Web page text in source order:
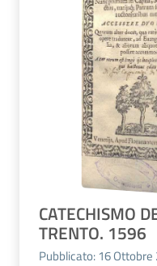
CATECHISMO
TRENTO. 1596
Pubblicato: 16 Ottobre